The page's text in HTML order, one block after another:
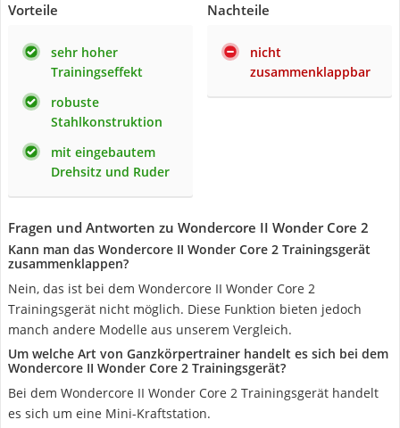
Vorteile
sehr hoher
Trainingseffekt
robuste
Stahlkonstruktion
mit eingebautem
Drehsitz und Ruder
Nachteile
nicht
zusammenklappbar
Fragen und Antworten zu Wondercore II Wonder Core 2
Kann man das Wondercore II Wonder Core 2 Trainingsgerät
zusammenklappen?
Nein, das ist bei dem Wondercore II Wonder Core 2
Trainingsgerät nicht möglich. Diese Funktion bieten jedoch
manch andere Modelle aus unserem Vergleich.
Um welche Art von Ganzkörpertrainer handelt es sich bei dem
Wondercore II Wonder Core 2 Trainingsgerät?
Bei dem Wondercore II Wonder Core 2 Trainingsgerät handelt
es sich um eine Mini-Kraftstation.